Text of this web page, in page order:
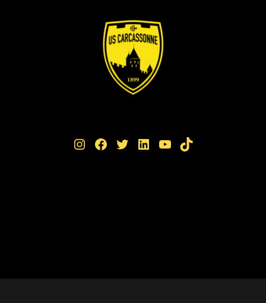
Instagram Facebook Twitter LinkedIn YouTube TikTok